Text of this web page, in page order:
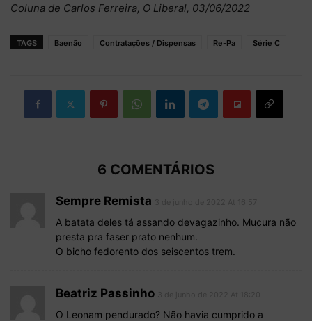
Coluna de Carlos Ferreira, O Liberal, 03/06/2022
TAGS Baenão Contratações / Dispensas Re-Pa Série C
6 COMENTÁRIOS
Sempre Remista
A batata deles tá assando devagazinho. Mucura não
presta pra faser prato nenhum.
O bicho fedorento dos seiscentos trem.
Beatriz Passinho
O Leonam pendurado? Não havia cumprido a